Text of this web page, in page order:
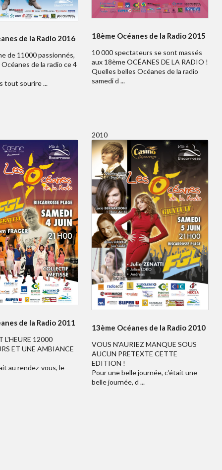
de la Radio 2016
de 11000 passionnés,
de la radio ce 4
tout sourire ...
18ème Océanes de la Radio 2015
10 000 spectateurs se sont massés
aux 18ème OCÉANES DE LA RADIO !
Quelles belles Océanes de la radio
samedi d ...
de la Radio 2011
L'HEURE 12000
ET UNE AMBIANCE
au rendez-vous, le
2010
13ème Océanes de la Radio 2010
VOUS N'AURIEZ MANQUE SOUS
AUCUN PRETEXTE CETTE
EDITION !
Pour une belle journée, c’était une
belle journée, d ...